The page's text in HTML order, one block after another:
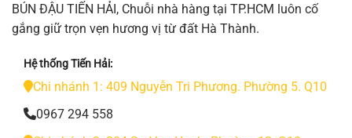
BÚN ĐẬU TIẾN HẢI, Chuỗi nhà hàng tại TP.HCM luôn cố
gắng giữ trọn vẹn hương vị từ đất Hà Thành.
Hệ thống Tiến Hải:
Chi nhánh 1: 409 Nguyễn Tri Phương. Phường 5. Q10
0967 294 558